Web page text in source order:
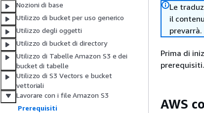
Nozioni di base
Utilizzo di bucket per uso generico
Utilizzo degli oggetti
Utilizzo di bucket di directory
Utilizzo di Tabelle Amazon S3 e dei
bucket di tabelle
Utilizzo di S3 Vectors e bucket
vettoriali
Lavorare con i file Amazon S3
Prerequisiti
Le
il
prevarrà.
Prima di
prerequisiti.
AWS